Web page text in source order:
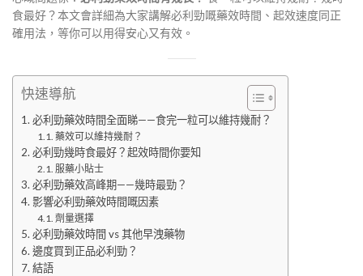
食最好？本文會詳細為大家講解必利勁嘅藥效時間、起效速度同正
確用法，等你可以用得安心又有效。
快速導航
必利勁藥效時間全面睇——食完一粒可以維持幾耐？
藥效可以維持幾耐？
必利勁幾時食最好？起效時間你要知
服藥小貼士
必利勁藥效高峰期——幾時最勁？
影響必利勁藥效時間嘅因素
劑量選擇
必利勁藥效時間 vs 其他早洩藥物
邊度買到正品必利勁？
結語